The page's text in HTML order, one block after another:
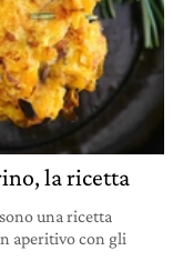
la ricetta
una ricetta
aperitivo con gli